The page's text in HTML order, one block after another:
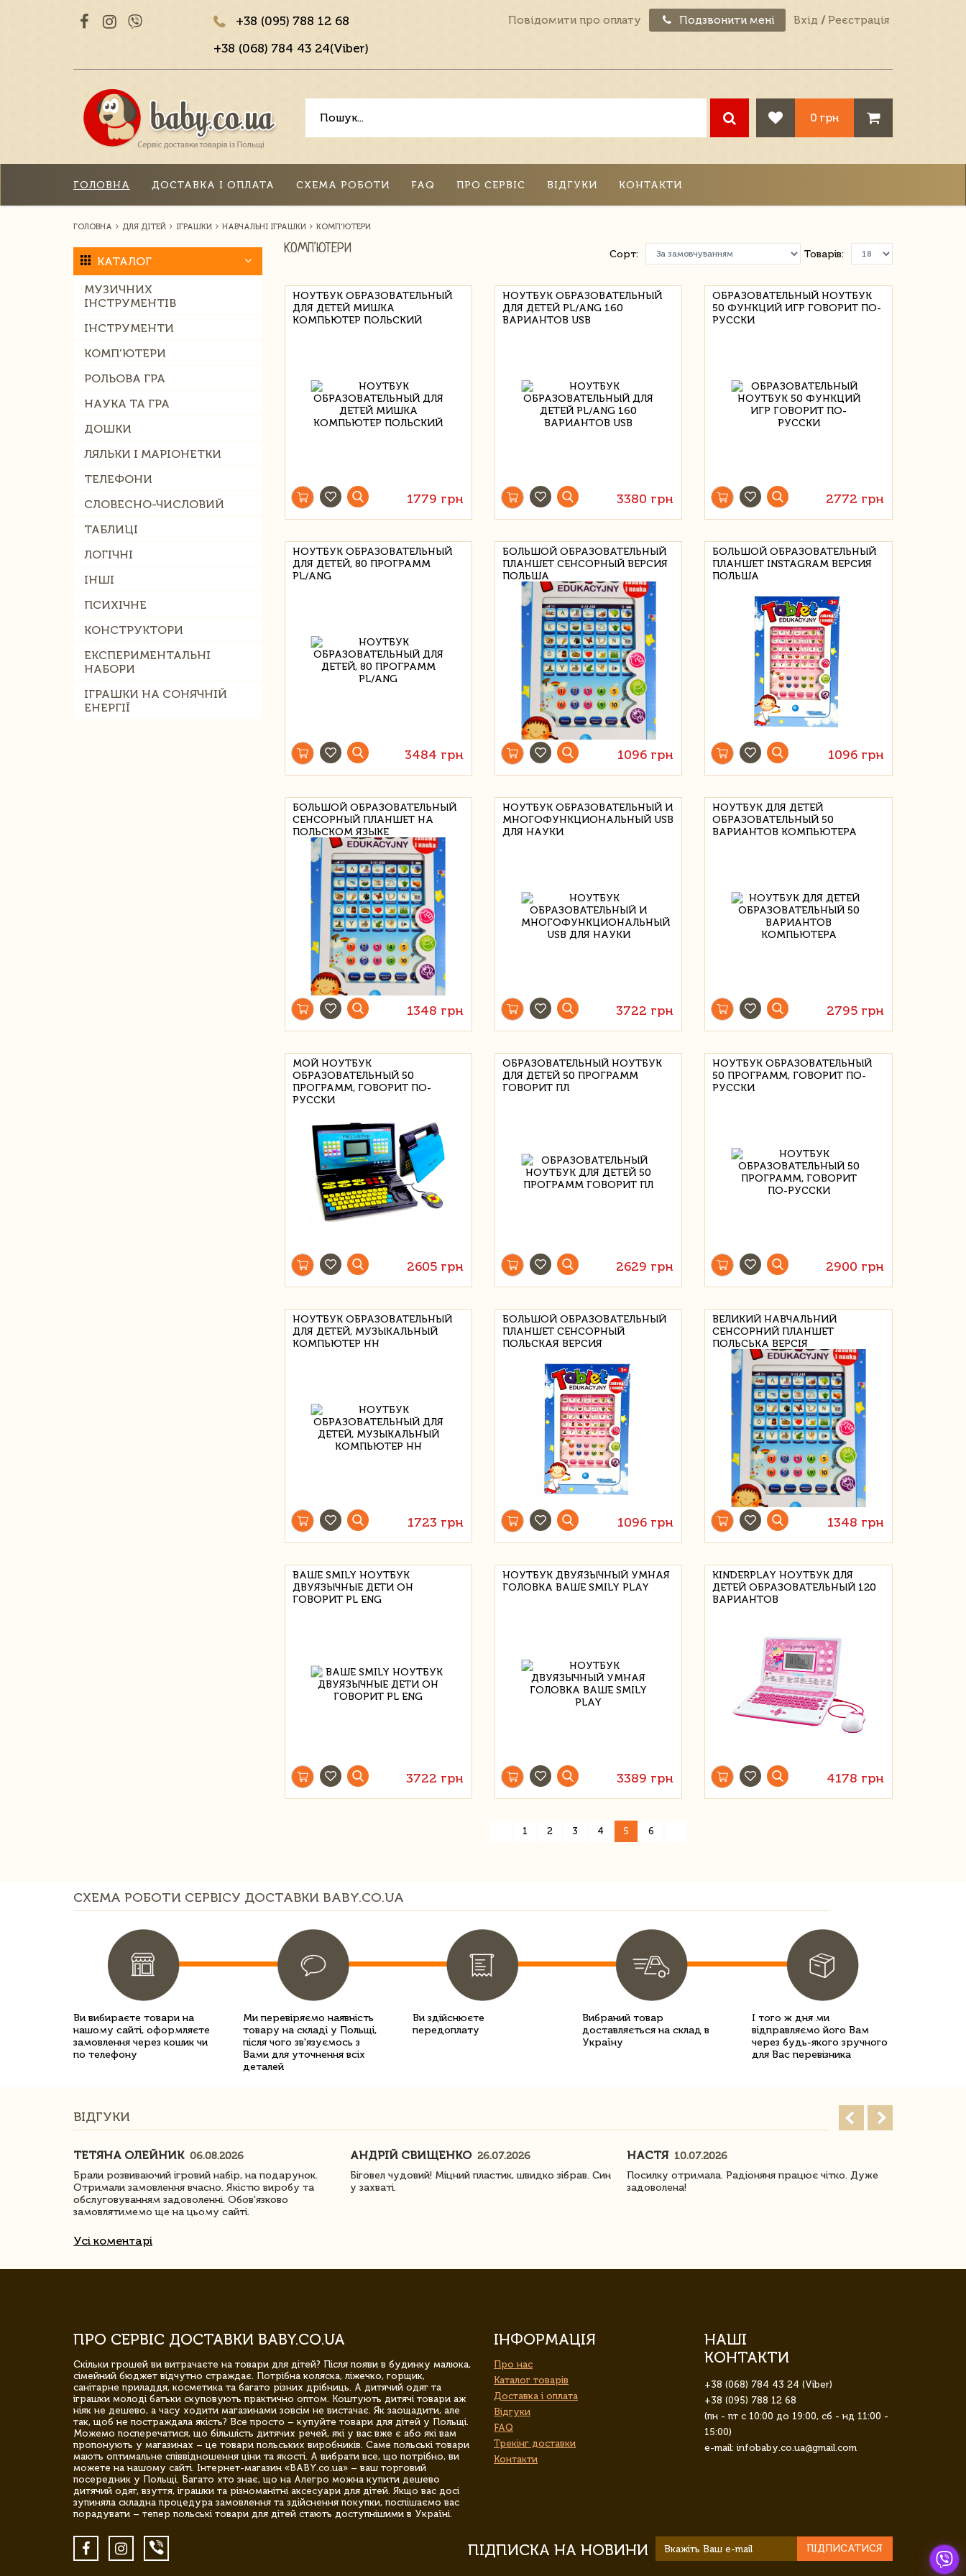
+38 (095) 788 12 68
+38 (068) 784 43 24(Viber)
Повідомити про оплату Подзвонити мені Вхід / Реєстрація
0 грн
ГОЛОВНА ДОСТАВКА І ОПЛАТА СХЕМА РОБОТИ FAQ ПРО СЕРВІС ВІДГУКИ КОНТАКТИ
ГОЛОВНА ДЛЯ ДІТЕЙ ІГРАШКИ НАВЧАЛЬНІ ІГРАШКИ КОМП'ЮТЕРИ
КАТАЛОГ
МУЗИЧНИХ
ІНСТРУМЕНТІВ
ІНСТРУМЕНТИ
КОМП'ЮТЕРИ
РОЛЬОВА ГРА
НАУКА ТА ГРА
ДОШКИ
ЛЯЛЬКИ І МАРІОНЕТКИ
ТЕЛЕФОНИ
СЛОВЕСНО-ЧИСЛОВИЙ
ТАБЛИЦІ
ЛОГІЧНІ
ІНШІ
ПСИХІЧНЕ
КОНСТРУКТОРИ
ЕКСПЕРИМЕНТАЛЬНІ
НАБОРИ
ІГРАШКИ НА СОНЯЧНІЙ
ЕНЕРГІЇ
КОМП'ЮТЕРИ Товарів:
Сорт:
НОУТБУК ОБРАЗОВАТЕЛЬНЫЙ
ДЛЯ ДЕТЕЙ МИШКА
КОМПЬЮТЕР ПОЛЬСКИЙ
1779 грн
НОУТБУК ОБРАЗОВАТЕЛЬНЫЙ
ДЛЯ ДЕТЕЙ PL/ANG 160
ВАРИАНТОВ USB
3380 грн
ОБРАЗОВАТЕЛЬНЫЙ НОУТБУК
50 ФУНКЦИЙ ИГР ГОВОРИТ ПО-
РУССКИ
2772 грн
НОУТБУК ОБРАЗОВАТЕЛЬНЫЙ
ДЛЯ ДЕТЕЙ, 80 ПРОГРАММ
PL/ANG
3484 грн
БОЛЬШОЙ ОБРАЗОВАТЕЛЬНЫЙ
ПЛАНШЕТ СЕНСОРНЫЙ ВЕРСИЯ
ПОЛЬША
1096 грн
БОЛЬШОЙ ОБРАЗОВАТЕЛЬНЫЙ
ПЛАНШЕТ INSTAGRAM ВЕРСИЯ
ПОЛЬША
1096 грн
БОЛЬШОЙ ОБРАЗОВАТЕЛЬНЫЙ
СЕНСОРНЫЙ ПЛАНШЕТ НА
ПОЛЬСКОМ ЯЗЫКЕ
1348 грн
НОУТБУК ОБРАЗОВАТЕЛЬНЫЙ И
МНОГОФУНКЦИОНАЛЬНЫЙ USB
ДЛЯ НАУКИ
3722 грн
НОУТБУК ДЛЯ ДЕТЕЙ
ОБРАЗОВАТЕЛЬНЫЙ 50
ВАРИАНТОВ КОМПЬЮТЕРА
2795 грн
МОЙ НОУТБУК
ОБРАЗОВАТЕЛЬНЫЙ 50
ПРОГРАММ, ГОВОРИТ ПО-
РУССКИ
2605 грн
ОБРАЗОВАТЕЛЬНЫЙ НОУТБУК
ДЛЯ ДЕТЕЙ 50 ПРОГРАММ
ГОВОРИТ ПЛ
2629 грн
НОУТБУК ОБРАЗОВАТЕЛЬНЫЙ
50 ПРОГРАММ, ГОВОРИТ ПО-
РУССКИ
2900 грн
НОУТБУК ОБРАЗОВАТЕЛЬНЫЙ
ДЛЯ ДЕТЕЙ, МУЗЫКАЛЬНЫЙ
КОМПЬЮТЕР HH
1723 грн
БОЛЬШОЙ ОБРАЗОВАТЕЛЬНЫЙ
ПЛАНШЕТ СЕНСОРНЫЙ
ПОЛЬСКАЯ ВЕРСИЯ
1096 грн
ВЕЛИКИЙ НАВЧАЛЬНИЙ
СЕНСОРНИЙ ПЛАНШЕТ
ПОЛЬСЬКА ВЕРСІЯ
1348 грн
ВАШЕ SMILY НОУТБУК
ДВУЯЗЫЧНЫЕ ДЕТИ ОН
ГОВОРИТ PL ENG
3722 грн
НОУТБУК ДВУЯЗЫЧНЫЙ УМНАЯ
ГОЛОВКА ВАШЕ SMILY PLAY
3389 грн
KINDERPLAY НОУТБУК ДЛЯ
ДЕТЕЙ ОБРАЗОВАТЕЛЬНЫЙ 120
ВАРИАНТОВ
4178 грн
1 2 3 4 5 6
СХЕМА РОБОТИ СЕРВІСУ ДОСТАВКИ BABY.CO.UA
Ви вибираєте товари на
нашому сайті, оформляєте
замовлення через кошик чи
по телефону
Ми перевіряємо наявність
товару на складі у Польщі,
після чого зв'язуємось з
Вами для уточнення всіх
деталей
Ви здійснюєте
передоплату
Вибраний товар
доставляється на склад в
Україну
І того ж дня ми
відправляємо його Вам
через будь-якого зручного
для Вас перевізника
ВІДГУКИ
ТЕТЯНА ОЛЕЙНИК 06.08.2026
Брали розвиваючий ігровий набір, на подарунок.
Отримали замовлення вчасно. Якістю виробу та
обслуговуванням задоволенні. Обов'язково
замовлятимемо ще на цьому сайті.
АНДРІЙ СВИЩЕНКО 26.07.2026
Біговел чудовий! Міцний пластик, швидко зібрав. Син
у захваті.
НАСТЯ 10.07.2026
Посилку отримала. Радіоняня працює чітко. Дуже
задоволена!
Усі коментарі
ПРО СЕРВІС ДОСТАВКИ BABY.CO.UA
Скільки грошей ви витрачаєте на товари для дітей? Після появи в будинку малюка,
сімейний бюджет відчутно страждає. Потрібна коляска, ліжечко, горщик,
санітарне приладдя, косметика та багато різних дрібниць. А дитячий одяг та
іграшки молоді батьки скуповують практично оптом. Коштують дитячі товари аж
ніяк не дешево, а часу ходити магазинами зовсім не вистачає. Як заощадити, але
так, щоб не постраждала якість? Все просто – купуйте товари для дітей у Польщі.
Можемо посперечатися, що більшість дитячих речей, які у вас вже є або які вам
пропонують у магазинах – це товари польських виробників. Саме польські товари
мають оптимальне співвідношення ціни та якості. А вибрати все, що потрібно, ви
можете на нашому сайті. Інтернет-магазин «BABY.co.ua» – ваш торговий
посередник у Польщі. Багато хто знає, що на Алегро можна купити дешево
дитячий одяг, взуття, іграшки та різноманітні аксесуари для дітей. Якщо вас досі
зупиняла складна процедура замовлення та здійснення покупки, поспішаємо вас
порадувати – тепер польські товари для дітей стають доступнішими в Україні.
ІНФОРМАЦІЯ
Про нас
Каталог товарів
Доставка і оплата
Відгуки
FAQ
Трекінг доставки
Контакти
НАШІ
КОНТАКТИ
+38 (068) 784 43 24 (Viber)
+38 (095) 788 12 68
(пн - пт с 10:00 до 19:00, сб - нд 11:00 -
15:00)
e-mail: infobaby.co.ua@gmail.com
ПІДПИСКА НА НОВИНИ ПІДПИСАТИСЯ